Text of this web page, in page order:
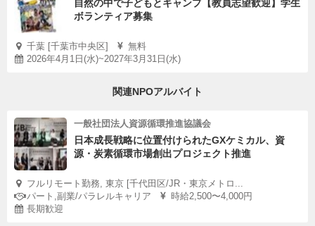
自然の中で子どもとキャンプ【教員志望歓迎】学生
ボランティア募集
千葉 [千葉市中央区]
無料
2026年4月1日(水)~2027年3月31日(水)
関連NPOアルバイト
一般社団法人資源循環推進協議会
日本成長戦略に位置付けられたGXケミカル、資
源・炭素循環市場創出プロジェクト推進
フルリモート勤務, 東京 [千代田区/JR・東京メトロ...
パート,副業/パラレルキャリア
時給2,500〜4,000円
長期歓迎